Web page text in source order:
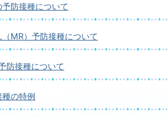
防接種について
MR）予防接種について
防接種について
の特例